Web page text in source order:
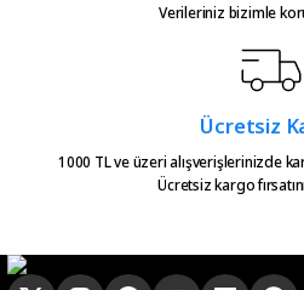
Verileriniz bizimle
Ücretsiz
1000 TL ve üzeri alışverişlerinizde
Ücretsiz kargo